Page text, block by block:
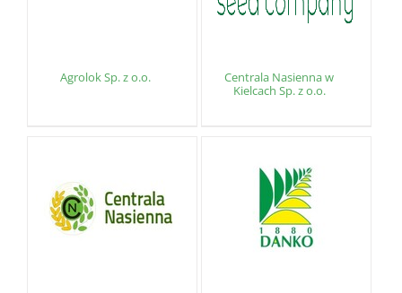
Agrolok Sp. z o.o.
Centrala Nasienna w
Kielcach Sp. z o.o.